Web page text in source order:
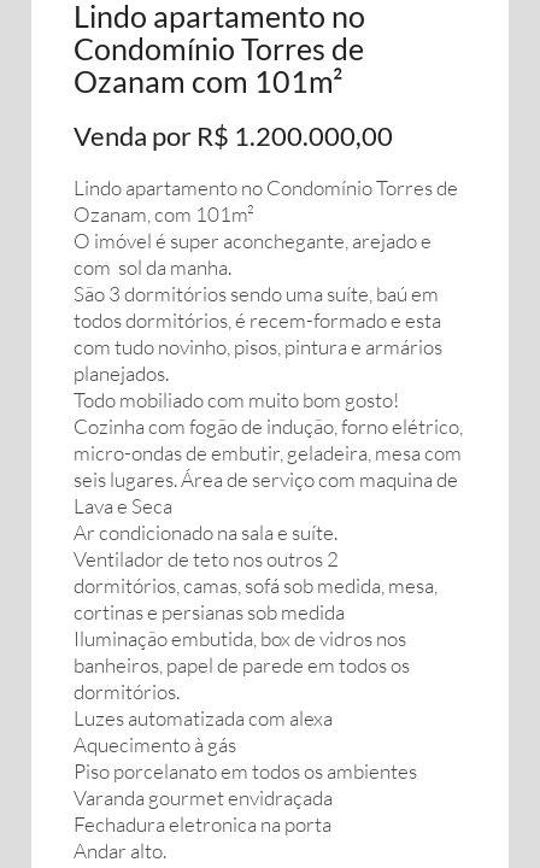
Lindo apartamento no
Condomínio Torres de
Ozanam com 101m²
Venda por R$ 1.200.000,00
Lindo apartamento no Condomínio Torres de
Ozanam, com 101m²
O imóvel é super aconchegante, arejado e
com sol da manha.
São 3 dormitórios sendo uma suíte, baú em
todos dormitórios, é recem-formado e esta
com tudo novinho, pisos, pintura e armários
planejados.
Todo mobiliado com muito bom gosto!
Cozinha com fogão de indução, forno elétrico,
micro-ondas de embutir, geladeira, mesa com
seis lugares. Área de serviço com maquina de
Lava e Seca
Ar condicionado na sala e suíte.
Ventilador de teto nos outros 2
dormitórios, camas, sofá sob medida, mesa,
cortinas e persianas sob medida
Iluminação embutida, box de vidros nos
banheiros, papel de parede em todos os
dormitórios.
Luzes automatizada com alexa
Aquecimento à gás
Piso porcelanato em todos os ambientes
Varanda gourmet envidraçada
Fechadura eletronica na porta
Andar alto.